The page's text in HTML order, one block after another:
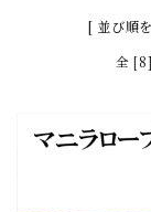
[ 並び順
全